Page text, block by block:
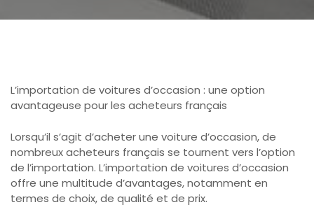
L’importation de voitures d’occasion : une option
avantageuse pour les acheteurs français
Lorsqu’il s’agit d’acheter une voiture d’occasion, de
nombreux acheteurs français se tournent vers l’option
de l’importation. L’importation de voitures d’occasion
offre une multitude d’avantages, notamment en
termes de choix, de qualité et de prix.